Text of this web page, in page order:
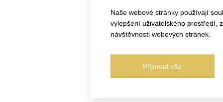
Naše webové stránky používají
vylepšení uživatelského prostředí,
návštěvnosti webových stránek.
Přijmout vše